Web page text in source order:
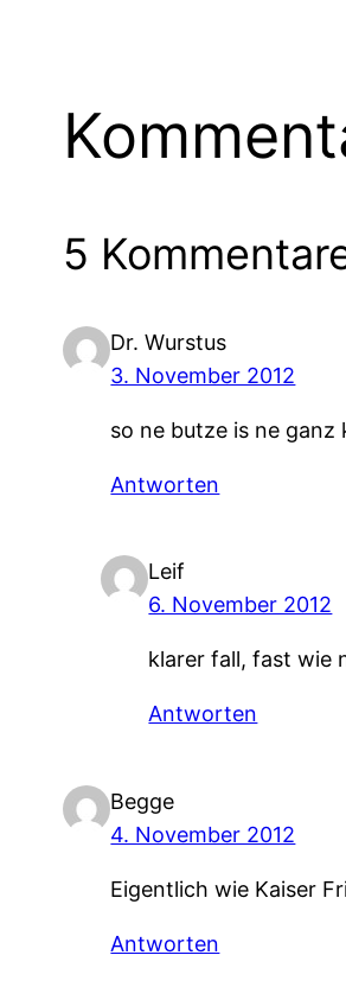
5
Dr. Wurstus
3. November 2012
so ne butze is ne
Antworten
Leif
6. November 2012
klarer fall, fast wie
Antworten
Begge
4. November 2012
Eigentlich wie Kaiser
Antworten